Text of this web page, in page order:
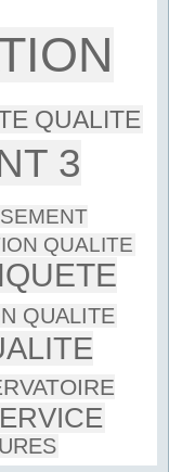
QUALITE
3
QUALITE
QUALITE